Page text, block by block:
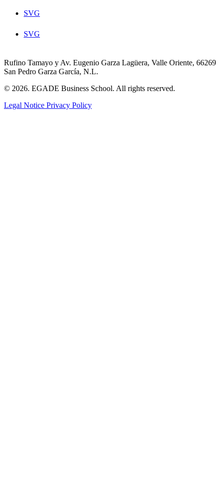
SVG
SVG
Rufino Tamayo y Av. Eugenio Garza Lagüera, Valle Oriente, 66269
San Pedro Garza García, N.L.
© 2026. EGADE Business School. All rights reserved.
Legal Notice Privacy Policy